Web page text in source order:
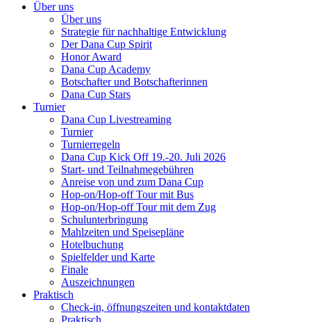
Über uns
Über uns
Strategie für nachhaltige Entwicklung
Der Dana Cup Spirit
Honor Award
Dana Cup Academy
Botschafter und Botschafterinnen
Dana Cup Stars
Turnier
Dana Cup Livestreaming
Turnier
Turnierregeln
Dana Cup Kick Off 19.-20. Juli 2026
Start- und Teilnahmegebühren
Anreise von und zum Dana Cup
Hop-on/Hop-off Tour mit Bus
Hop-on/Hop-off Tour mit dem Zug
Schulunterbringung
Mahlzeiten und Speisepläne
Hotelbuchung
Spielfelder und Karte
Finale
Auszeichnungen
Praktisch
Check-in, öffnungszeiten und kontaktdaten